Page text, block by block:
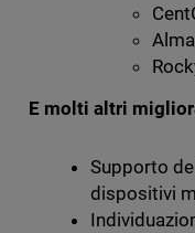
E molti altri
Supporto
dispositivi